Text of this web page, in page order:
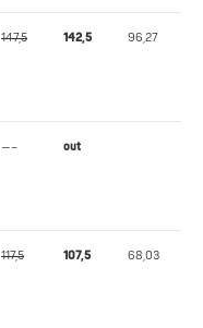
147,5 142,5 96,27
—– out
117,5 107,5 68,03